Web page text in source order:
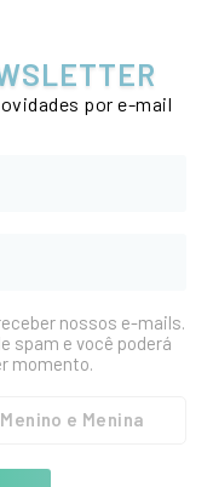
por e-mail
nossos e-mails.
spam e você poderá
momento.
Menino e Menina